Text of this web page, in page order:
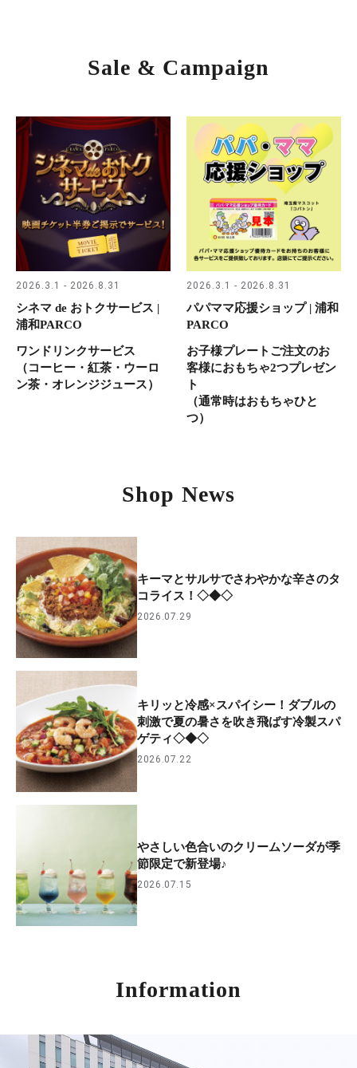
Sale & Campaign
2026.3.1 - 2026.8.31
シネマ de おトクサービス |
浦和PARCO
ワンドリンクサービス
（コーヒー・紅茶・ウーロ
ン茶・オレンジジュース）
2026.3.1 - 2026.8.31
パパママ応援ショップ | 浦和
PARCO
お子様プレートご注文のお
客様におもちゃ2つプレゼン
ト
（通常時はおもちゃひと
つ）
Shop News
キーマとサルサでさわやかな辛さのタ
コライス！◇◆◇
2026.07.29
キリッと冷感×スパイシー！ダブルの
刺激で夏の暑さを吹き飛ばす冷製スパ
ゲティ◇◆◇
2026.07.22
やさしい色合いのクリームソーダが季
節限定で新登場♪
2026.07.15
Information